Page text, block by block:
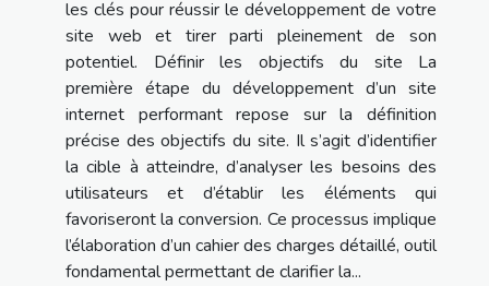
les clés pour réussir le développement de votre
site web et tirer parti pleinement de son
potentiel. Définir les objectifs du site La
première étape du développement d’un site
internet performant repose sur la définition
précise des objectifs du site. Il s’agit d’identifier
la cible à atteindre, d’analyser les besoins des
utilisateurs et d’établir les éléments qui
favoriseront la conversion. Ce processus implique
l’élaboration d’un cahier des charges détaillé, outil
fondamental permettant de clarifier la...